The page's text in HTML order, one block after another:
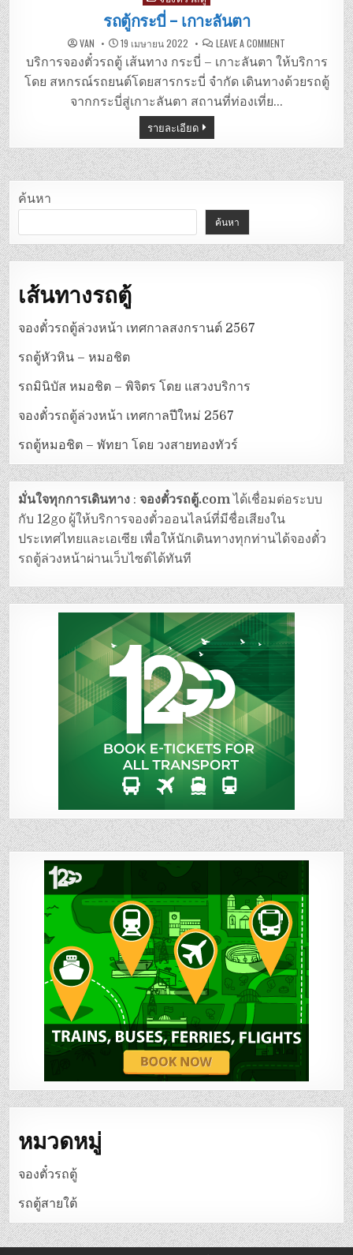
in
รถตู้กระบี่ – เกาะลันตา
VAN 19 เมษายน 2022 LEAVE A COMMENT
ตู้
กระบี่
–
เกาะลันตา
บริการจองตั๋วรถตู้ เส้นทาง กระบี่ – เกาะลันตา ให้บริการ
โดย สหกรณ์รถยนต์โดยสารกระบี่ จำกัด เดินทางด้วยรถตู้
จากกระบี่สู่เกาะลันตา สถานที่ท่องเที่ย…
รายละเอียด
ค้นหา
ค้นหา
เส้นทางรถตู้
จองตั๋วรถตู้ล่วงหน้า เทศกาลสงกรานต์ 2567
รถตู้หัวหิน – หมอชิต
รถมินิบัส หมอชิต – พิจิตร โดย แสวงบริการ
จองตั๋วรถตู้ล่วงหน้า เทศกาลปีใหม่ 2567
รถตู้หมอชิต – พัทยา โดย วงสายทองทัวร์
มั่นใจทุกการเดินทาง :จองตั๋วรถตู้.comได้เชื่อมต่อระบบ
กับ 12go ผู้ให้บริการจองตั๋วออนไลน์ที่มีชื่อเสียงใน
ประเทศไทยและเอเซีย เพื่อให้นักเดินทางทุกท่านได้จองตั๋ว
รถตู้ล่วงหน้าผ่านเว็บไซต์ได้ทันที
หมวดหมู่
จองตั๋วรถตู้
รถตู้สายใต้